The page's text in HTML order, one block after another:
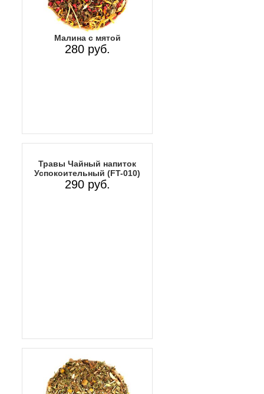
Малина с мятой
280 руб.
Травы Чайный напиток
Успокоительный (FT-010)
290 руб.